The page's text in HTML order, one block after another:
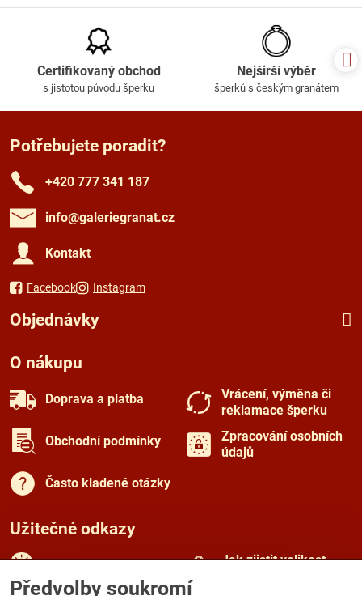
Certifikovaný obchod
s jistotou původu šperku
Nejširší výběr
šperků s českým granátem
Potřebujete poradit?
+420 777 341 187
info​@galeriegranat​.cz
Kontakt
Facebook Instagram
Objednávky
O nákupu
Doprava a platba
Vrácení, výměna či
reklamace šperku
Obchodní podmínky
Zpracování osobních
údajů
Často kladené otázky
Užitečné odkazy
Jak zjistit velikost
Předvolby soukromí